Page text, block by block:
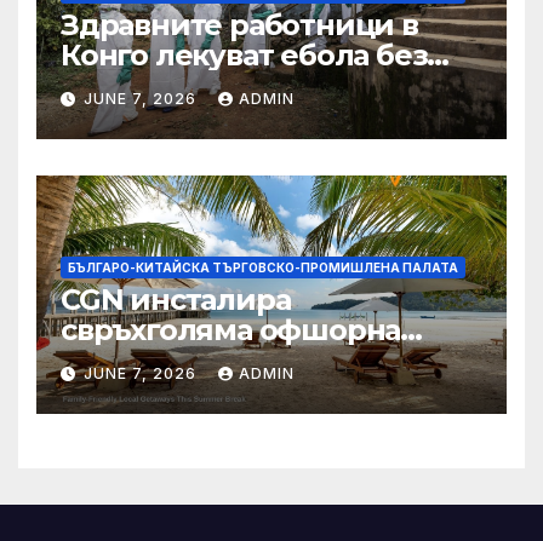
Здравните работници в
Конго лекуват ебола без
заплащане, докато СЗО
търси ресурси
JUNE 7, 2026 ADMIN
БЪЛГАРО-КИТАЙСКА ТЪРГОВСКО-ПРОМИШЛЕНА ПАЛАТА
CGN инсталира
свръхголяма офшорна
вятърна турбина с мощност
18 MW в Гуангдонг
JUNE 7, 2026 ADMIN